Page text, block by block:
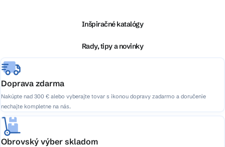
e
Inšpiračné katalógy
Rady, tipy a novinky
Doprava zdarma
Nakúpte nad 300 € alebo vyberajte tovar s ikonou dopravy zadarmo a doručenie
nechajte kompletne na nás.
Obrovský výber skladom